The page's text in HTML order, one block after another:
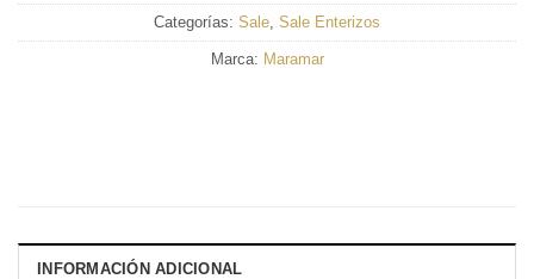
Categorías: Sale Sale Enterizos
Marca: Maramar
INFORMACIÓN ADICIONAL